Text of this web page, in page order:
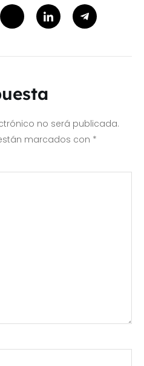
no será publicada.
marcados con *